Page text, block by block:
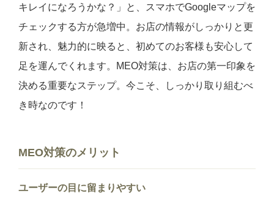
キレイになろうかな？」と、スマホでGoogleマップを
チェックする方が急増中。お店の情報がしっかりと更
新され、魅力的に映ると、初めてのお客様も安心して
足を運んでくれます。MEO対策は、お店の第一印象を
決める重要なステップ。今こそ、しっかり取り組むべ
き時なのです！
MEO対策のメリット
ユーザーの目に留まりやすい